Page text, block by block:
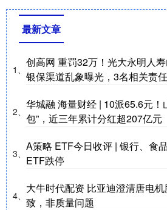
最新文章
1、
创高网 重罚32万！光大永明人寿
银保渠道乱象曝光，3名相关责
2、
华城融 海量财经 | 10派65.6元！
包”，近三年累计分红超207亿元
3、
A策略 ETF今日收评 | 银行、食
ETF跌停
4、
大牛时代配资 比亚迪澄清唐电
致，非质量问题